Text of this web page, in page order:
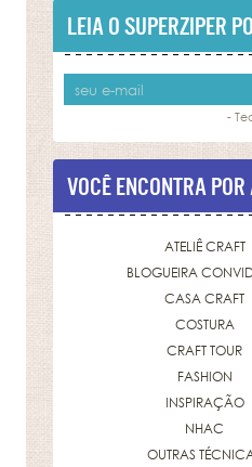
LEIA O SUPERZIPER
-
VOCÊ ENCONTRA POR
ATELIÊ CRAFT
BLOGUEIRA
CASA CRAFT
COSTURA
CRAFT TOUR
FASHION
INSPIRAÇÃO
NHAC
OUTRAS